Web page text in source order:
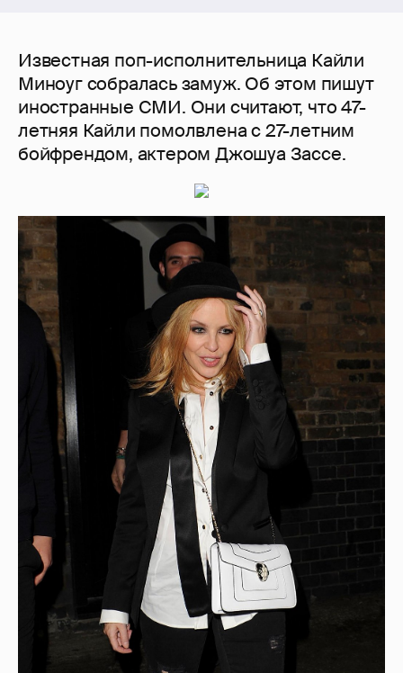
Известная поп-исполнительница Кайли
Миноуг собралась замуж. Об этом пишут
иностранные СМИ. Они считают, что 47-
летняя Кайли помолвлена с 27-летним
бойфрендом, актером Джошуа Зассе.